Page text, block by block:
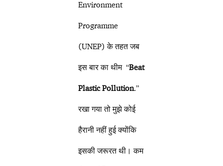
Environment
Programme
(UNEP) के तहत जब
इस बार का थीम “Beat
Plastic Pollution.”
रखा गया तो मुझे कोई
हैरानी नहीं हुई क्योंकि
इसकी जरूरत थी। कम